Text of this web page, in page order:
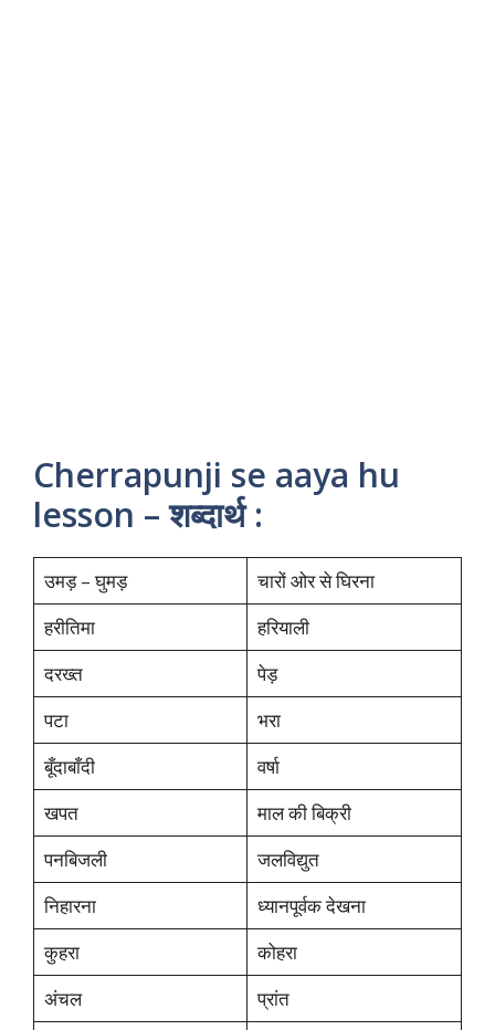
Cherrapunji se aaya hu
lesson – शब्दार्थ :
उमड़ – घुमड़
चारों ओर से घिरना
हरीतिमा
हरियाली
दरख्त
पेड़
पटा
भरा
बूँदाबाँदी
वर्षा
खपत
माल की बिक्री
पनबिजली
जलविद्युत
निहारना
ध्यानपूर्वक देखना
कुहरा
कोहरा
अंचल
प्रांत